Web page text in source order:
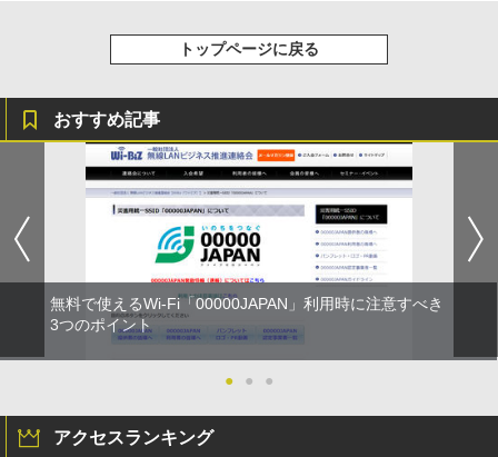
トップページに戻る
おすすめ記事
無料で使えるWi-Fi「00000JAPAN」利用時に注意すべき
3つのポイント
● ● ●
アクセスランキング